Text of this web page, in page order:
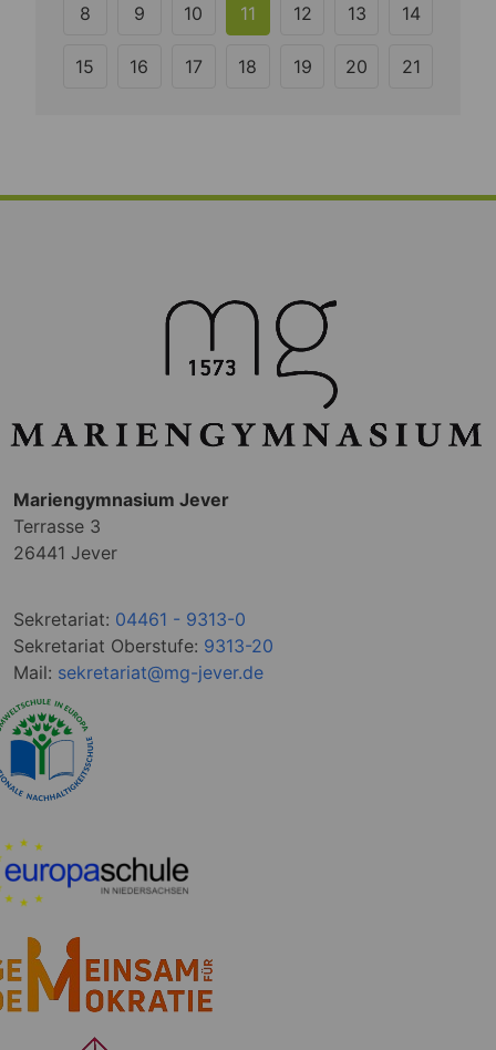
8 9 10 11 12 13 14
15 16 17 18 19 20 21
Mariengymnasium Jever
Terrasse 3
26441 Jever
Sekretariat: 04461 - 9313-0
Sekretariat Oberstufe: 9313-20
Mail: sekretariat@mg-jever.de